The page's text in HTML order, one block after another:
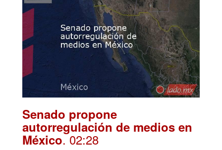
Senado propone
autorregulación de medios en
México. 02:28